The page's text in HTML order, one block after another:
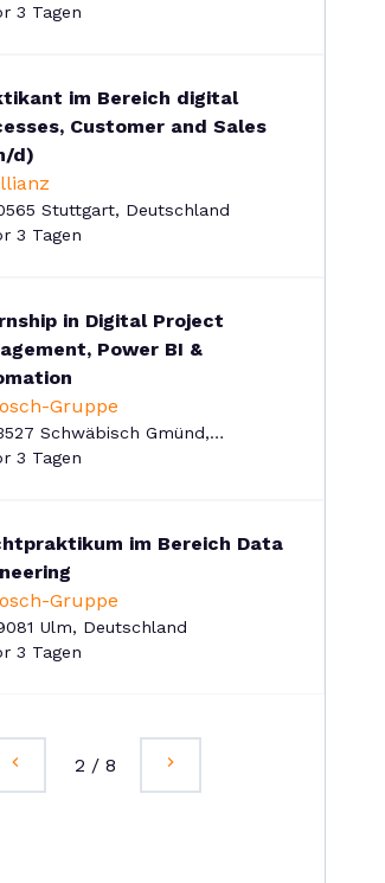
:
3 Tagen
im Bereich digital
Customer and Sales
d)
Stuttgart, Deutschland
:
3 Tagen
in Digital Project
Power BI &
Gruppe
Schwäbisch Gmünd,
:
3 Tagen
im Bereich Data
Gruppe
Ulm, Deutschland
:
3 Tagen
2 / 8